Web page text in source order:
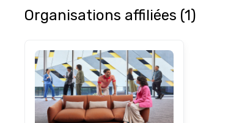
Organisations affiliées (1)